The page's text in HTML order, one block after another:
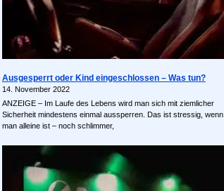
Ausgesperrt oder Kind eingeschlossen – Was tun?
14. November 2022
ANZEIGE – Im Laufe des Lebens wird man sich mit ziemlicher
Sicherheit mindestens einmal aussperren. Das ist stressig, wenn
man alleine ist – noch schlimmer,